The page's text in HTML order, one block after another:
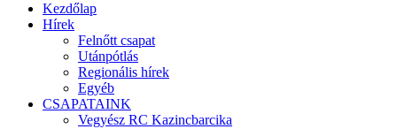
Kezdőlap
Hírek
Felnőtt csapat
Utánpótlás
Regionális hírek
Egyéb
CSAPATAINK
Vegyész RC Kazincbarcika